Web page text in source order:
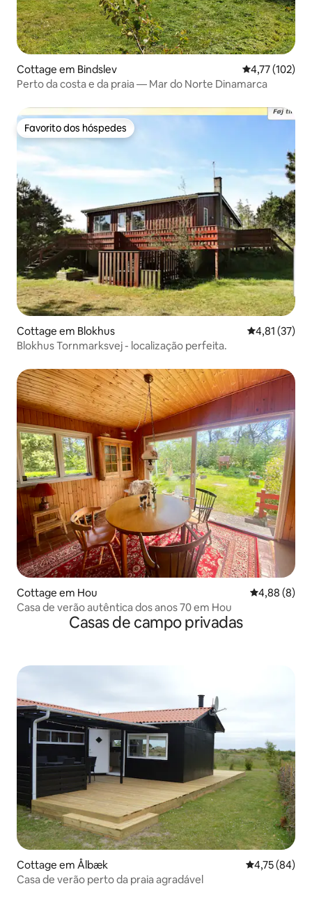
Cottage em Bindslev Classificação
4,77 (102)
Perto da costa e da praia — Mar do Norte Dinamarca
Favorito dos hóspedes
Favorito dos hóspedes
Cottage em Blokhus Classificação
4,81 (37)
Blokhus Tornmarksvej - localização perfeita.
Cottage em Hou
4,88 (8)
Casa de verão autêntica dos anos 70 em Hou
Casas de campo privadas
Cottage em Ålbæk Classificação
4,75 (84)
Casa de verão perto da praia agradável